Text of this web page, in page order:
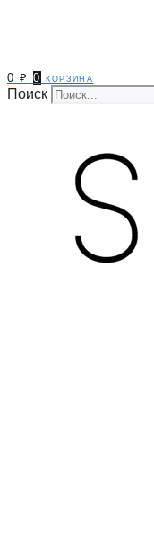
0₽ 0 корзина
Поиск